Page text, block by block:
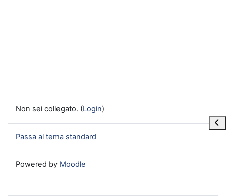
Non sei collegato. (Login)
Passa al tema standard
Powered by Moodle